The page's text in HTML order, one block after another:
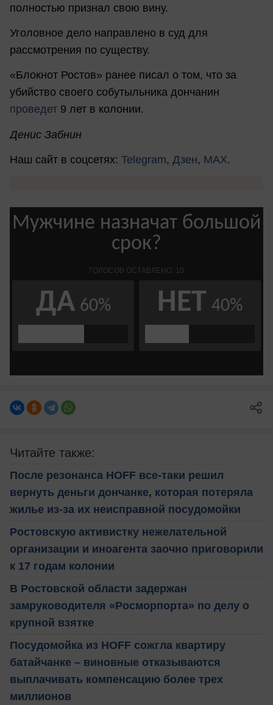
полностью признал свою вину.
Уголовное дело направлено в суд для
рассмотрения по существу.
«Блокнот Ростов» ранее писал о том, что за
убийство своего собутыльника дончанин
проведет 9 лет в колонии.
Денис Забнин
Наш сайт в соцсетях: Telegram, Дзен, MAX.
Читайте также:
После резонанса HOFF все-таки решил
вернуть деньги дончанке, которая потеряла
жилье из-за их неисправной посудомойки
Ростовскую активистку нежелательной
организации и иноагента заочно приговорили
к 17 годам колонии
В Ростовской области задержан
замруководителя «Росморпорта» по делу о
крупной взятке
Посудомойка из HOFF сожгла квартиру
батайчанке – виновные отказываются
выплачивать компенсацию более трех
миллионов